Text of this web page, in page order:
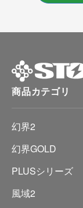
商品カテゴリ
幻界2
幻界GOLD
PLUSシリーズ
風域2